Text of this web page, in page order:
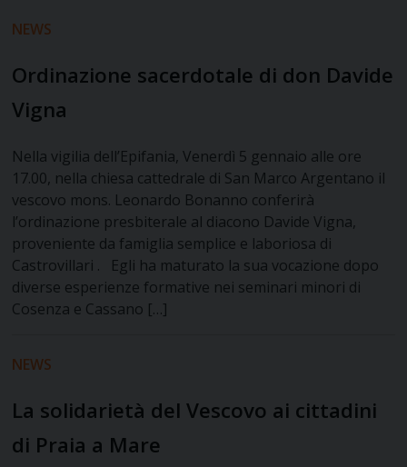
NEWS
Ordinazione sacerdotale di don Davide
Vigna
Nella vigilia dell’Epifania, Venerdì 5 gennaio alle ore
17.00, nella chiesa cattedrale di San Marco Argentano il
vescovo mons. Leonardo Bonanno conferirà
l’ordinazione presbiterale al diacono Davide Vigna,
proveniente da famiglia semplice e laboriosa di
Castrovillari . Egli ha maturato la sua vocazione dopo
diverse esperienze formative nei seminari minori di
Cosenza e Cassano […]
NEWS
La solidarietà del Vescovo ai cittadini
di Praia a Mare